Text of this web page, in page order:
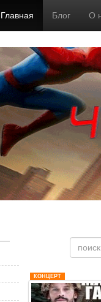
Главная Блог О
КОНЦЕРТ